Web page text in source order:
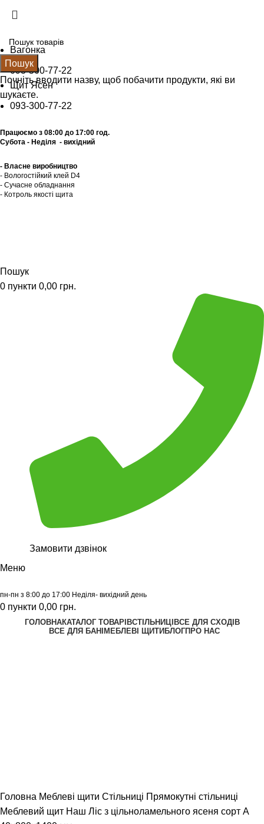
Вагонка
093-500-77-22
Щит Ясен
093-300-77-22
Працюємо з 08:00 до 17:00 год.
Субота - Неділя - вихідний
- Власне виробництво
- Вологостійкий клей D4
- Сучасне обладнання
- Котроль якоcті щита
Пошук
0 пункти 0,00 грн.
Замовити дзвінок
Меню
пн-пн з 8:00 до 17:00 Неділя- вихідний день
0 пункти 0,00 грн.
ГОЛОВНАКАТАЛОГ ТОВАРІВСТІЛЬНИЦІ ВСЕ ДЛЯ СХОДІВ
ВСЕ ДЛЯ БАНІ МЕБЛЕВІ ЩИТИ БЛОГПРО НАС
Головна Меблеві щити Стільниці Прямокутні стільниці
Меблевий щит Наш Ліс з цільноламельного ясеня сорт А
Пошук
Почніть вводити назву, щоб побачити продукти, які ви
шукаєте.